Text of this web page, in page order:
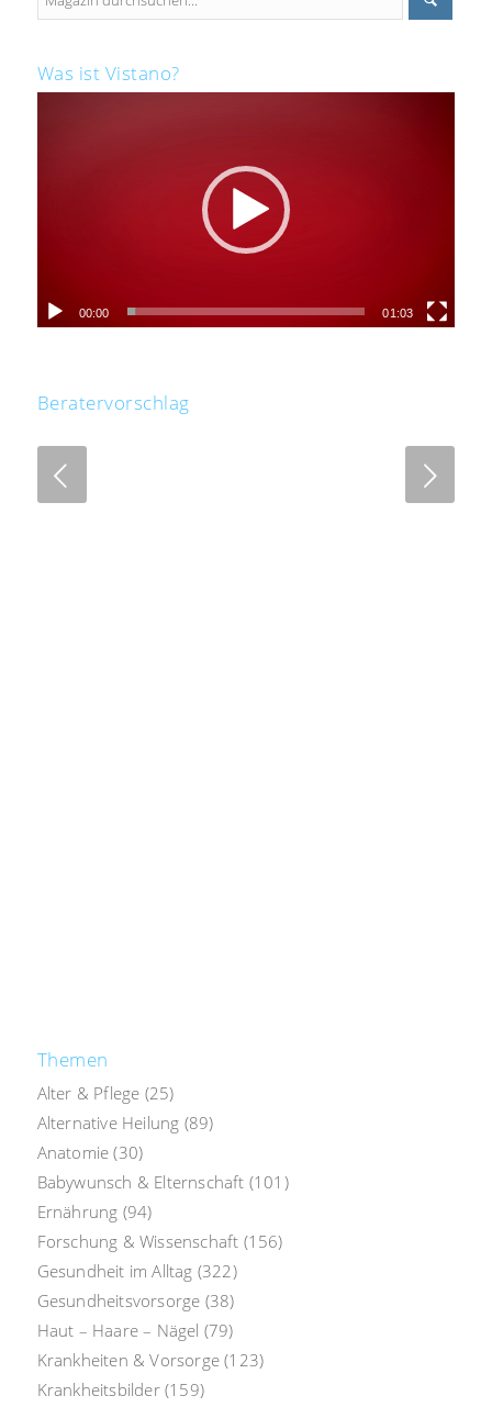
Was ist Vistano?
00:00 01:03
Beratervorschlag
Themen
Alter & Pflege (25)
Alternative Heilung (89)
Anatomie (30)
Babywunsch & Elternschaft (101)
Ernährung (94)
Forschung & Wissenschaft (156)
Gesundheit im Alltag (322)
Gesundheitsvorsorge (38)
Haut – Haare – Nägel (79)
Krankheiten & Vorsorge (123)
Krankheitsbilder(159)